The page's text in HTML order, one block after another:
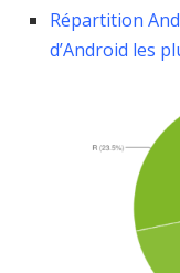
Répartition
d’Android les